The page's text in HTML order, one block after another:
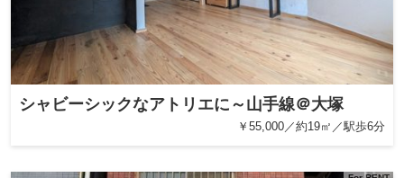
シャビーシックなアトリエに～山手線＠大塚
￥55,000／約19㎡／駅歩6分